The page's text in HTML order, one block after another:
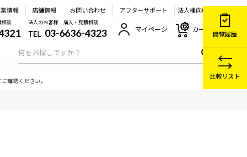
情報 店舗情報 お問い合わせ アフターサポート 法人様向け
談 法人のお客様 購入・見積相談
TEL 03-6636-4323 マイページ カート
確認ください。
閲覧履歴
比較リスト